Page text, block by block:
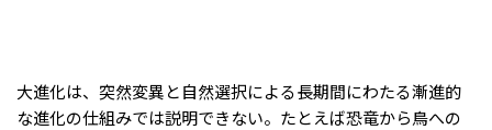
大進化は、突然変異と自然選択による長期間にわたる漸進的
な進化の仕組みでは説明できない。たとえば恐竜から鳥への